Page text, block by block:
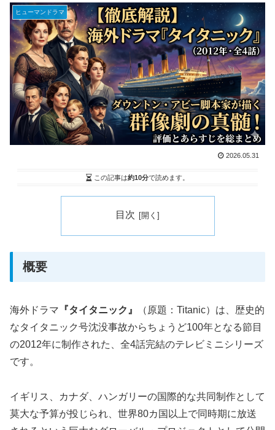
ヒューマンドラマ
2026.05.31
この記事は約10分で読めます。
目次
概要
海外ドラマ 『タイタニック』
（原題：Titanic）は、歴史的
なタイタニック号沈没事故からちょうど100年となる節目
の2012年に制作された、全4話完結のテレビミニシリーズ
です。
イギリス、カナダ、ハンガリーの国際的な共同制作として
莫大な予算が投じられ、世界80カ国以上で同時期に放送